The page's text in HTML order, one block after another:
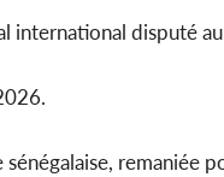
international disputé
remaniée